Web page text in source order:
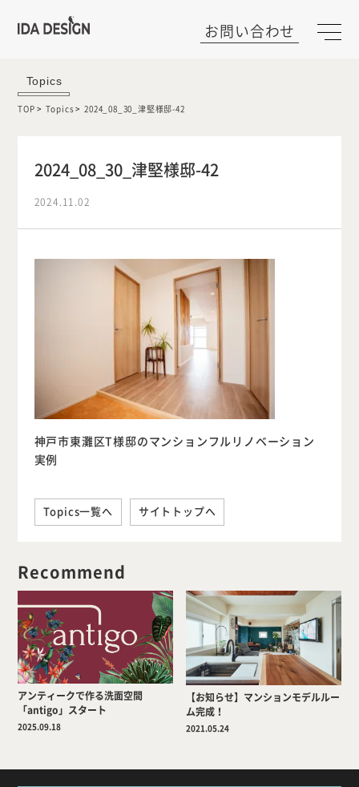
お問い合わせ
Topics
TOP Topics 2024_08_30_津堅様邸-42
2024_08_30_津堅様邸-42
2024.11.02
神戸市東灘区T様邸のマンションフルリノベーション
実例
Topics一覧へ サイトトップへ
Recommend
アンティークで作る洗面空間
「antigo」スタート
2025.09.18
【お知らせ】マンションモデルルー
ム完成！
2021.05.24
Company
Work Flow